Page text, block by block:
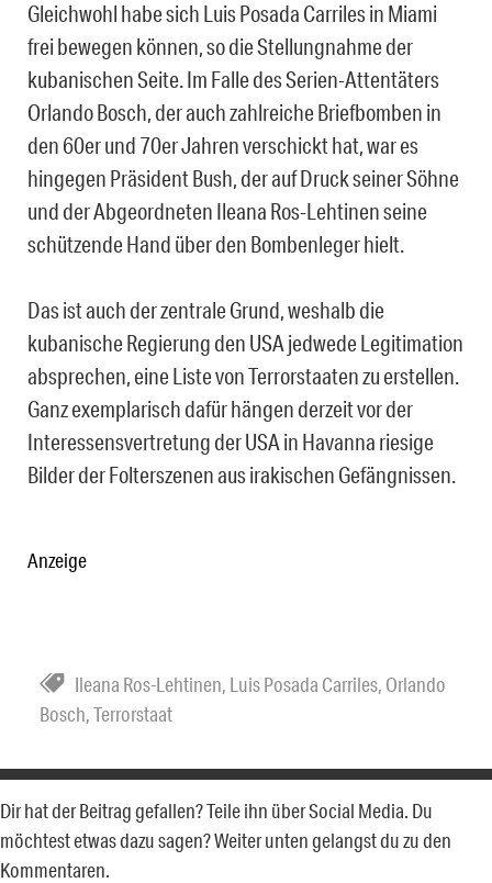
Gleichwohl habe sich Luis Posada Carriles in Miami
frei bewegen können, so die Stellungnahme der
kubanischen Seite. Im Falle des Serien-Attentäters
Orlando Bosch, der auch zahlreiche Briefbomben in
den 60er und 70er Jahren verschickt hat, war es
hingegen Präsident Bush, der auf Druck seiner Söhne
und der Abgeordneten Ileana Ros-Lehtinen seine
schützende Hand über den Bombenleger hielt.
Das ist auch der zentrale Grund, weshalb die
kubanische Regierung den USA jedwede Legitimation
absprechen, eine Liste von Terrorstaaten zu erstellen.
Ganz exemplarisch dafür hängen derzeit vor der
Interessensvertretung der USA in Havanna riesige
Bilder der Folterszenen aus irakischen Gefängnissen.
Anzeige
Ileana Ros-Lehtinen, Luis Posada Carriles, Orlando
Bosch,Terrorstaat
Dir hat der Beitrag gefallen? Teile ihn über Social Media. Du
möchtest etwas dazu sagen? Weiter unten gelangst du zu den
Kommentaren.